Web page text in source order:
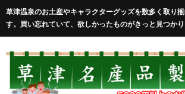
草津温泉のお土産やキャラクターグッズを数多く取り
す。買い忘れていて、欲しかったものがきっと見つかり